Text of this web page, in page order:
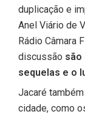
duplicação e
Anel Viário de
Rádio Câmara
discussão são
sequelas e o
Jacaré
cidade, como